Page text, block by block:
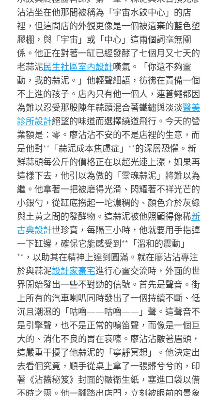
沾沾坐在他那間被稱為「宇宙水餃中心」的店
裡，但這間店的外觀更像是一個被遺棄的藍色塑
膠棚，與「宇宙」或「中心」這兩個詞毫無關
係。他正在對著一缸已經發酵了七個月又七天的
老蒜泥民生社區室內設計嘆氣。「你還不夠靈
動，我的蒜泥。」他輕聲細語，彷彿在責備一個
不上進的孩子。店內只有他一個人，連蒼蠅都因
為難以忍受那股陳年蒜頭混合著鐵鏽與淡淡醫美
診所設計絕望的味道而選擇繞道飛行。今天的營
業額是：零。廖沾沾不安的不是店裡的生意，而
是他對**「蒜泥成本焦慮症」**的深層恐懼。新
鮮蒜頭每公斤的價格正在以超光速上漲，如果再
這樣下去，他引以為傲的「靈魂蒜泥」將難以為
繼。他拿著一把被磨得光滑、閃耀著不祥光芒的
小銀勺，從缸底撈起一坨濃稠的、顏色介於灰綠
與土黃之間的發酵物。這蒜泥被他照顧得像稀新
古典設計世珍寶，每隔三小時，他就要用手指彈
一下缸邊，確保它能感受到**「溫和的震動」
**，以助其在精神上達到圓滿。就在廖沾沾專注
於與蒜泥設計家豪宅進行心靈交流時，外面的世
界開始發出一些不對勁的信號。首先是聲音。街
上所有的汽車喇叭同時發出了一個持續不斷、低
沉且潮濕的「咕嚕——咕嚕——」聲。這聲音不
是引擎聲，也不是正常的鳴笛聲，而像是一個巨
大的、消化不良的胃在哀嚎。廖沾沾皺著眉頭，
這嚴重干擾了他蒜泥的「寧靜冥想」。他決定出
去看個究竟，順手從桌上拿了一張髒兮兮的，印
著《沾醬秘笈》封面的皺衛生紙，塞進口袋以備
不時之需。他一腳踏出店門，立刻被眼前的景象